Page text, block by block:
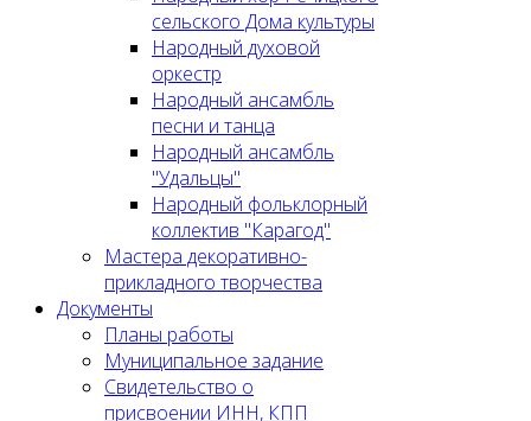
сельского Дома культуры
Народный духовой
оркестр
Народный ансамбль
песни и танца
Народный ансамбль
"Удальцы"
Народный фольклорный
коллектив "Карагод"
Мастера декоративно-
прикладного творчества
Документы
Планы работы
Муниципальное задание
Cвидетельство о
присвоении ИНН, КПП